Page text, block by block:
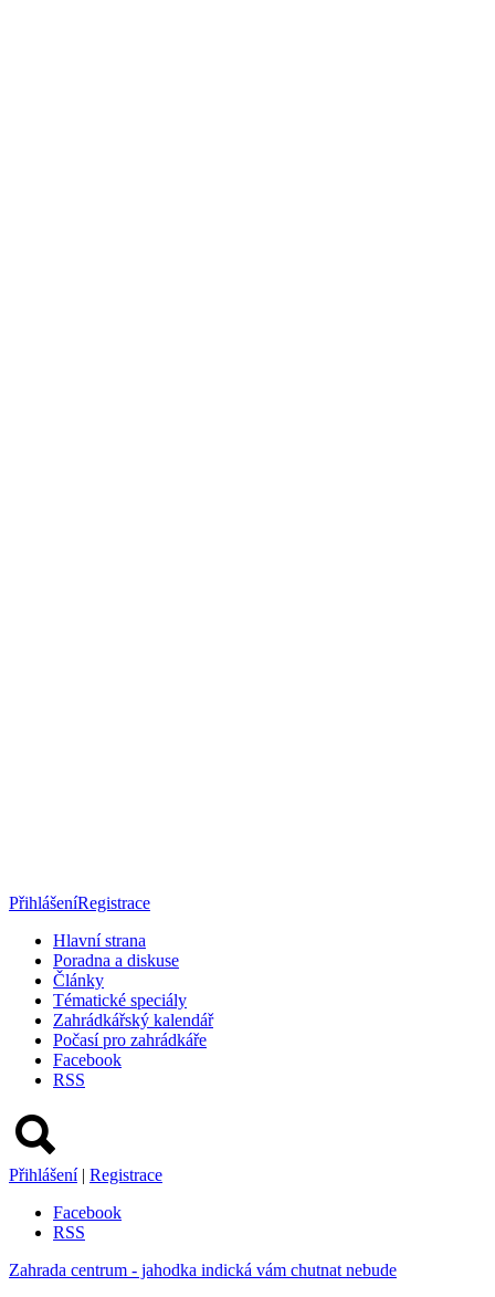
PřihlášeníRegistrace
Hlavní strana
Poradna a diskuse
Články
Tématické speciály
Zahrádkářský kalendář
Počasí pro zahrádkáře
Facebook
RSS
Přihlášení | Registrace
Facebook
RSS
Zahrada centrum - jahodka indická vám chutnat nebude